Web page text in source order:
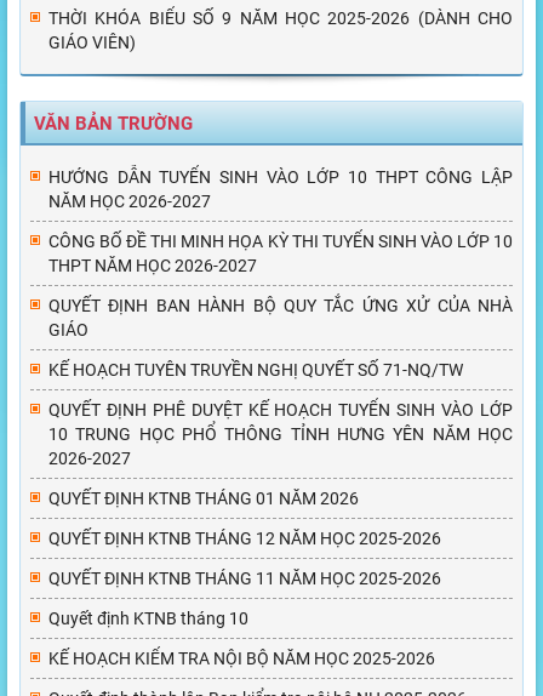
THỜI KHÓA BIỂU SỐ 9 NĂM HỌC 2025-2026 (DÀNH CHO
GIÁO VIÊN)
VĂN BẢN TRƯỜNG
HƯỚNG DẪN TUYỂN SINH VÀO LỚP 10 THPT CÔNG LẬP
NĂM HỌC 2026-2027
CÔNG BỐ ĐỀ THI MINH HỌA KỲ THI TUYỂN SINH VÀO LỚP 10
THPT NĂM HỌC 2026-2027
QUYẾT ĐỊNH BAN HÀNH BỘ QUY TẮC ỨNG XỬ CỦA NHÀ
GIÁO
KẾ HOẠCH TUYÊN TRUYỀN NGHỊ QUYẾT SỐ 71-NQ/TW
QUYẾT ĐỊNH PHÊ DUYỆT KẾ HOẠCH TUYỂN SINH VÀO LỚP
10 TRUNG HỌC PHỔ THÔNG TỈNH HƯNG YÊN NĂM HỌC
2026-2027
QUYẾT ĐỊNH KTNB THÁNG 01 NĂM 2026
QUYẾT ĐỊNH KTNB THÁNG 12 NĂM HỌC 2025-2026
QUYẾT ĐỊNH KTNB THÁNG 11 NĂM HỌC 2025-2026
Quyết định KTNB tháng 10
KẾ HOẠCH KIỂM TRA NỘI BỘ NĂM HỌC 2025-2026